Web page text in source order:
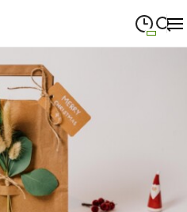
Suche schließen
19:00